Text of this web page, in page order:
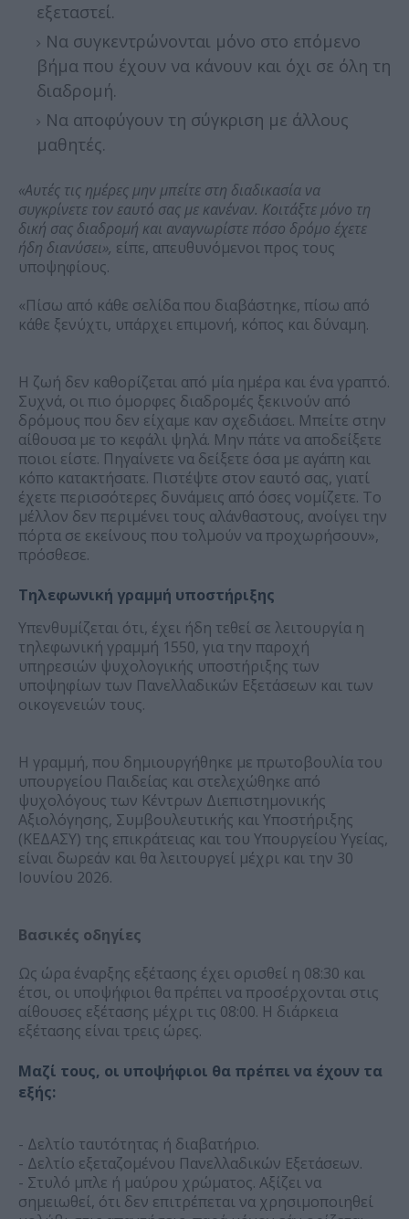
εξεταστεί.
Να συγκεντρώνονται μόνο στο επόμενο
βήμα που έχουν να κάνουν και όχι σε όλη τη
διαδρομή.
Να αποφύγουν τη σύγκριση με άλλους
μαθητές.
«Αυτές τις ημέρες μην μπείτε στη διαδικασία να
συγκρίνετε τον εαυτό σας με κανέναν. Κοιτάξτε μόνο τη
δική σας διαδρομή και αναγνωρίστε πόσο δρόμο έχετε
ήδη διανύσει», είπε, απευθυνόμενοι προς τους
υποψηφίους.
«Πίσω από κάθε σελίδα που διαβάστηκε, πίσω από
κάθε ξενύχτι, υπάρχει επιμονή, κόπος και δύναμη.
Η ζωή δεν καθορίζεται από μία ημέρα και ένα γραπτό.
Συχνά, οι πιο όμορφες διαδρομές ξεκινούν από
δρόμους που δεν είχαμε καν σχεδιάσει. Μπείτε στην
αίθουσα με το κεφάλι ψηλά. Μην πάτε να αποδείξετε
ποιοι είστε. Πηγαίνετε να δείξετε όσα με αγάπη και
κόπο κατακτήσατε. Πιστέψτε στον εαυτό σας, γιατί
έχετε περισσότερες δυνάμεις από όσες νομίζετε. Το
μέλλον δεν περιμένει τους αλάνθαστους, ανοίγει την
πόρτα σε εκείνους που τολμούν να προχωρήσουν»,
πρόσθεσε.
Τηλεφωνική γραμμή υποστήριξης
Υπενθυμίζεται ότι, έχει ήδη τεθεί σε λειτουργία η
τηλεφωνική γραμμή 1550, για την παροχή
υπηρεσιών ψυχολογικής υποστήριξης των
υποψηφίων των Πανελλαδικών Εξετάσεων και των
οικογενειών τους.
Η γραμμή, που δημιουργήθηκε με πρωτοβουλία του
υπουργείου Παιδείας και στελεχώθηκε από
ψυχολόγους των Κέντρων Διεπιστημονικής
Αξιολόγησης, Συμβουλευτικής και Υποστήριξης
(ΚΕΔΑΣΥ) της επικράτειας και του Υπουργείου Υγείας,
είναι δωρεάν και θα λειτουργεί μέχρι και την 30
Ιουνίου 2026.
Βασικές οδηγίες
Ως ώρα έναρξης εξέτασης έχει ορισθεί η 08:30 και
έτσι, οι υποψήφιοι θα πρέπει να προσέρχονται στις
αίθουσες εξέτασης μέχρι τις 08:00. Η διάρκεια
εξέτασης είναι τρεις ώρες.
Μαζί τους, οι υποψήφιοι θα πρέπει να έχουν τα
εξής:
- Δελτίο ταυτότητας ή διαβατήριο.
- Δελτίο εξεταζομένου Πανελλαδικών Εξετάσεων.
- Στυλό μπλε ή μαύρου χρώματος. Αξίζει να
σημειωθεί, ότι δεν επιτρέπεται να χρησιμοποιηθεί